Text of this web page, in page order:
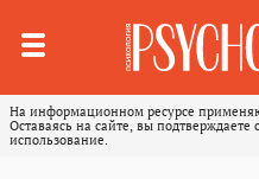
На информационном ресурсе
Оставаясь на сайте, вы подтверждаете
использование.